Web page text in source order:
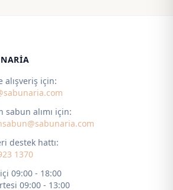
alışveriş için:
sabun alımı için:
destek hattı:
1370
09:00 - 18:00
09:00 - 13:00